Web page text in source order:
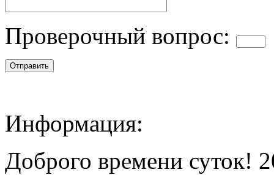
Проверочный вопрос:
Информация:
Доброго времени суток!